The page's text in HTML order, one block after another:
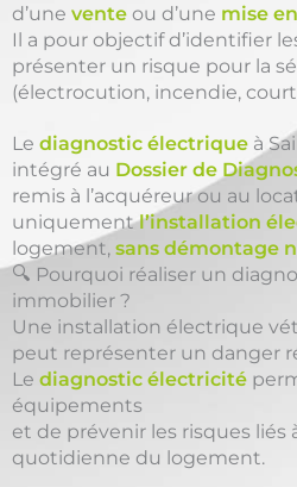
d’une vente ou d’une mise
Il a pour objectif d’identifier
présenter un risque pour la
(électrocution, incendie,
Le diagnostic électrique à
intégré au Dossier de
remis à l’acquéreur ou au
uniquementl’installation
logement, sans démontage
🔍 Pourquoi réaliser un
immobilier ?
Une installation électrique
peut représenter un danger
Le diagnostic électricité
équipements
et de prévenir les risques liés
quotidienne du logement.